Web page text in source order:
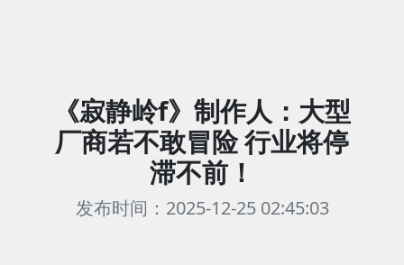
《寂静岭f》制作人：大型
厂商若不敢冒险 行业将停
滞不前！
发布时间：2025-12-25 02:45:03